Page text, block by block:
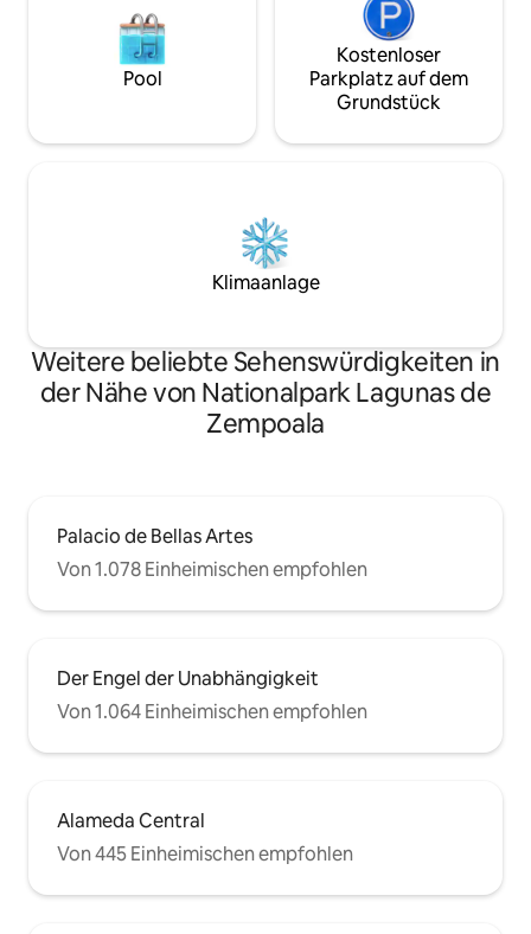
Pool
Kostenloser
Parkplatz auf dem
Grundstück
Klimaanlage
Weitere beliebte Sehenswürdigkeiten in
der Nähe von Nationalpark Lagunas de
Zempoala
Palacio de Bellas Artes
Von 1.078 Einheimischen empfohlen
Der Engel der Unabhängigkeit
Von 1.064 Einheimischen empfohlen
Alameda Central
Von 445 Einheimischen empfohlen